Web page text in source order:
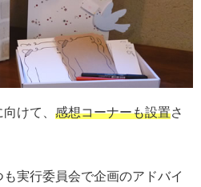
けて、 感想コーナーも設置さ
実行委員会で企画のアドバイ